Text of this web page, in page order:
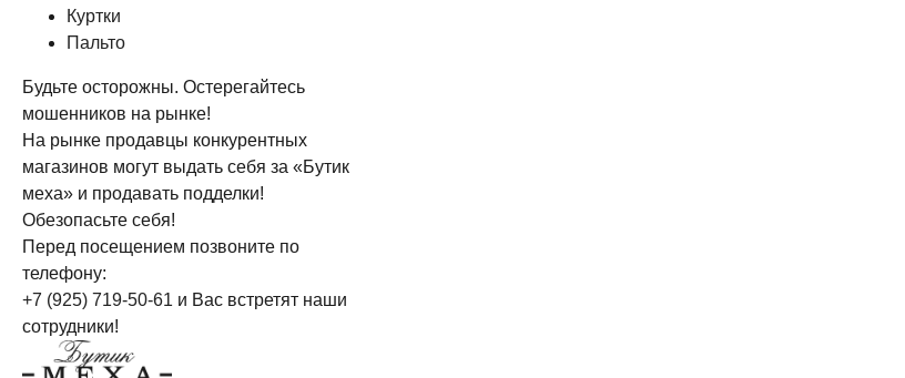
Куртки
Пальто
Будьте осторожны. Остерегайтесь
мошенников на рынке!
На рынке продавцы конкурентных
магазинов могут выдать себя за «Бутик
меха» и продавать подделки!
Обезопасьте себя!
Перед посещением позвоните по
телефону:
+7 (925) 719-50-61 и Вас встретят наши
сотрудники!